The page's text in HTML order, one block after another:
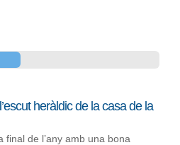
heràldic de la casa de la
final de l’any amb una bona